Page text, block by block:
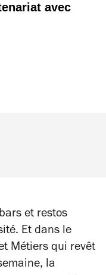
avec
et restos
Et dans le
Métiers qui revêt
la